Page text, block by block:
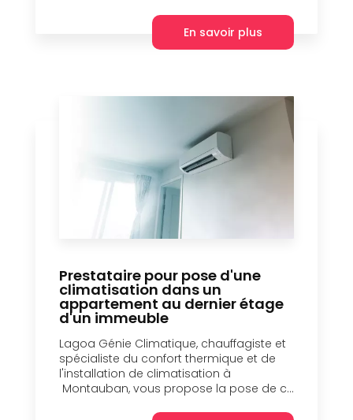
En savoir plus
Prestataire pour pose d'une
climatisation dans un
appartement au dernier étage
d'un immeuble
Lagoa Génie Climatique, chauffagiste et
spécialiste du confort thermique et de
l'installation de climatisation à
Montauban, vous propose la pose de c...